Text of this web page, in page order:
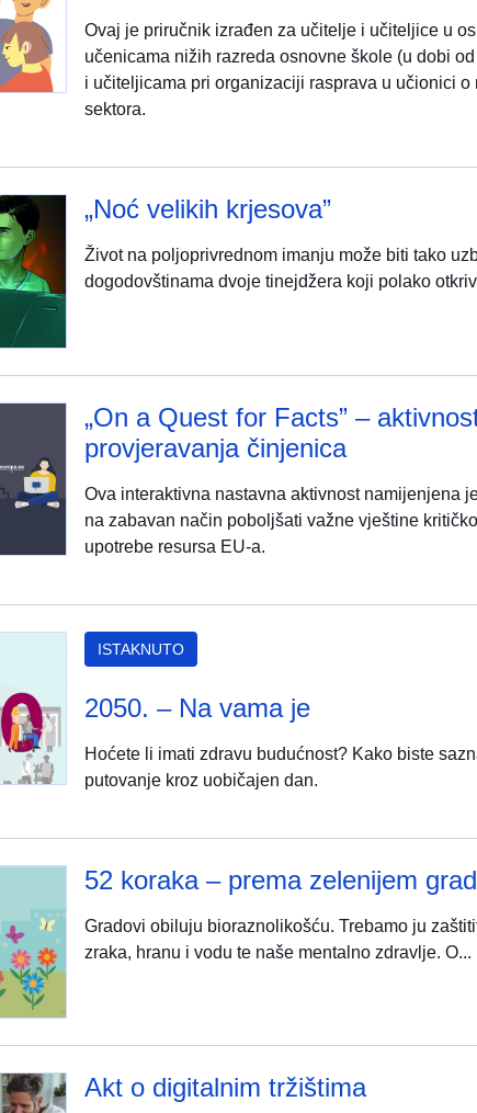
Ovaj je priručnik izrađen za učitelje i učiteljice u
učenicama nižih razreda osnovne škole (u dobi
i učiteljicama pri organizaciji rasprava u učionici
sektora.
„Noć velikih krjesova”
Život na poljoprivrednom imanju može biti tako
dogodovštinama dvoje tinejdžera koji polako
„On a Quest for Facts” –
provjeravanja činjenica
Ova interaktivna nastavna aktivnost namijenjena
na zabavan način poboljšati važne vještine
upotrebe resursa EU-a.
ISTAKNUTO
2050. – Na vama je
Hoćete li imati zdravu budućnost? Kako biste
putovanje kroz uobičajen dan.
52 koraka – prema zelenijem
Gradovi obiluju bioraznolikošću. Trebamo ju
zraka, hranu i vodu te naše mentalno zdravlje. O...
Akt o digitalnim tržištima